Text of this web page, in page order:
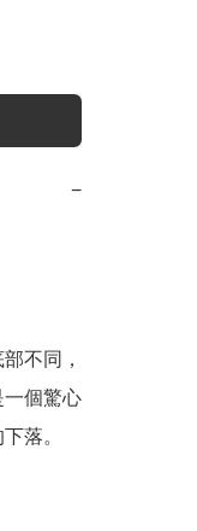
−
不同，
一個驚心
落。